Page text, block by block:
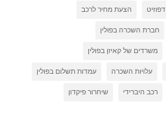
דפוזיט הצעת מחיר לרכב
חברת השכרה בפולין
משרדים של קאיזן בפולין
עלויות השכרה עמדות תשלום בפולין
רכב היברידי שיחרור פיקדון